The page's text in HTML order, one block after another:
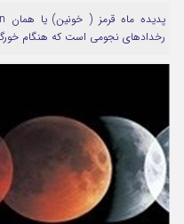
مرا به خاطر بسپار
رخدادهای نجومی است که هنگام